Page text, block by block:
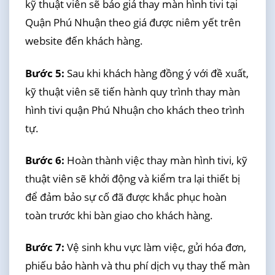
kỹ thuật viên sẽ báo giá thay màn hình tivi tại
Quận Phú Nhuận theo giá được niêm yết trên
website đến khách hàng.
Bước 5: Sau khi khách hàng đồng ý với đề xuất,
kỹ thuật viên sẽ tiến hành quy trình thay màn
hình tivi quận Phú Nhuận cho khách theo trình
tự.
Bước 6: Hoàn thành việc thay màn hình tivi, kỹ
thuật viên sẽ khởi động và kiểm tra lại thiết bị
để đảm bảo sự cố đã được khắc phục hoàn
toàn trước khi bàn giao cho khách hàng.
Bước 7: Vệ sinh khu vực làm việc, gửi hóa đơn,
phiếu bảo hành và thu phí dịch vụ thay thế màn